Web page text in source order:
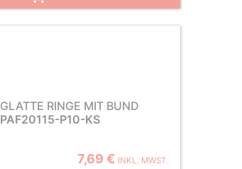
GLATTE RINGE MIT BUND
PAF20115-P10-KS
7,69 € INKL. MWST.